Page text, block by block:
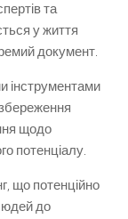
та
у життя
документ.
інструментами
щодо
потенціалу.
що потенційно
до